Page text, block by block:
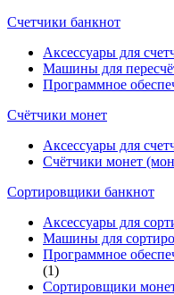
Счетчики банкнот
Аксессуары для
Машины для
Программное
Счётчики монет
Аксессуары для
Счётчики монет
Cортировщики банкнот
Аксессуары для
Машины для
Программное
(1)
Сортировщики